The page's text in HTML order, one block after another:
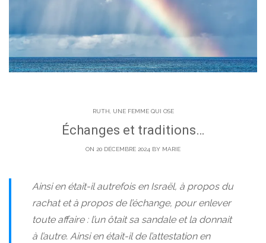
RUTH, UNE FEMME QUI OSE
Échanges et traditions…
ON 20 DÉCEMBRE 2024 BY MARIE
Ainsi en était-il autrefois en Israël, à propos du
rachat et à propos de l’échange, pour enlever
toute affaire : l’un ôtait sa sandale et la donnait
à l’autre. Ainsi en était-il de l’attestation en